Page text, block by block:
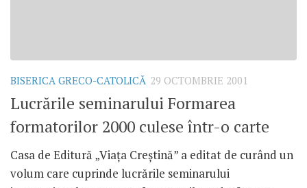
BISERICA GRECO-CATOLICĂ 29 OCTOMBRIE 2001
Lucrările seminarului Formarea
formatorilor 2000 culese într-o carte
Casa de Editură „Viaţa Creştină” a editat de curând un
volum care cuprinde lucrările seminarului